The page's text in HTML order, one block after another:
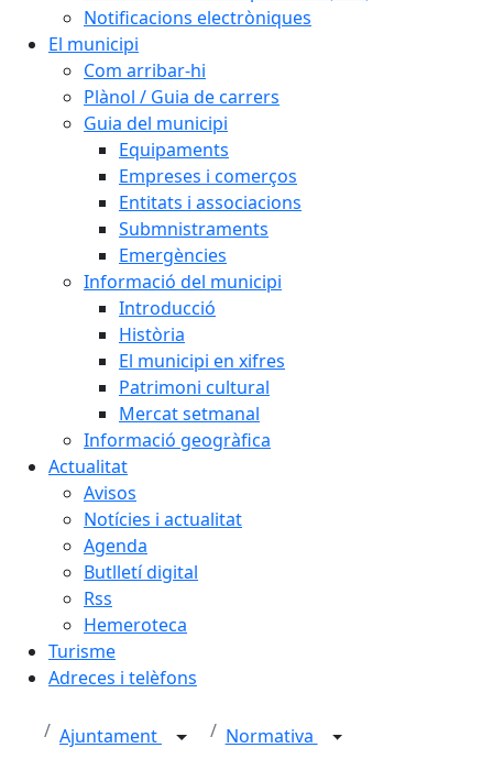
Notificacions electròniques
El municipi
Com arribar-hi
Plànol / Guia de carrers
Guia del municipi
Equipaments
Empreses i comerços
Entitats i associacions
Submnistraments
Emergències
Informació del municipi
Introducció
Història
El municipi en xifres
Patrimoni cultural
Mercat setmanal
Informació geogràfica
Actualitat
Avisos
Notícies i actualitat
Agenda
Butlletí digital
Rss
Hemeroteca
Turisme
Adreces i telèfons
Ajuntament
Normativa